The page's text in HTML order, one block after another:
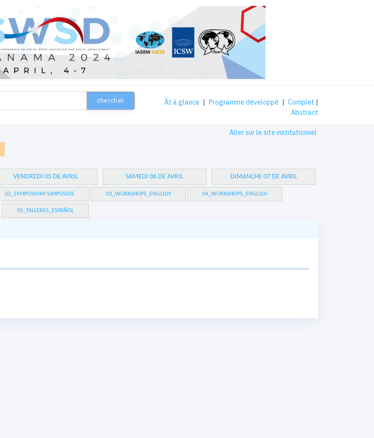
chercher Ât à glance | Programme développé | Complet |
Abstract
Aller sur le site institutionnel
VENDREDI 05 DE AVRIL SAMEDI 06 DE AVRIL DIMANCHE 07 DE AVRIL
02_SYMPOSIUM/SIMPOSIOS 03_WORKSHOPS_ENGLISH 04_WORKSHOPS_ENGLISH
05_TALLERES_ESPAÑOL